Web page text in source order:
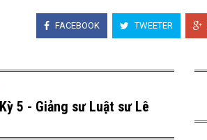
FACEBOOK TWEETER
5 - Giảng sư Luật sư Lê